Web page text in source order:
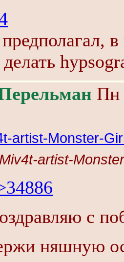
Пн
artist-Monster-
artist-
с
няшную